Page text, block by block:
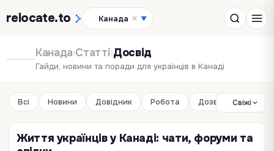
relocate.to Канада ▼
Канада›Статті›Досвід
Гайди, новини та поради для українців в Канаді
Всі Новини Довідник Робота ДозвілляСвіжі
Життя українців у Канаді: чати, форуми та